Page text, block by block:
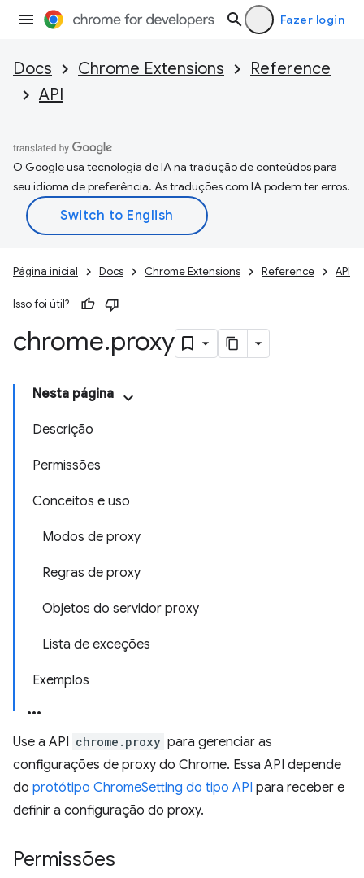
Fazer login
Docs Chrome Extensions
Reference
API
O Google usa tecnologia de IA na tradução de conteúdos para
seu idioma de preferência. As traduções com IA podem ter erros.
Página inicial Docs Chrome Extensions Reference API
Isso foi útil?
chrome.proxy
Nesta página
Descrição
Permissões
Conceitos e uso
Modos de proxy
Regras de proxy
Objetos do servidor proxy
Lista de exceções
Exemplos
Use a API chrome.proxy para gerenciar as
configurações de proxy do Chrome. Essa API depende
do protótipo ChromeSetting do tipo API para receber e
definir a configuração do proxy.
Permissões